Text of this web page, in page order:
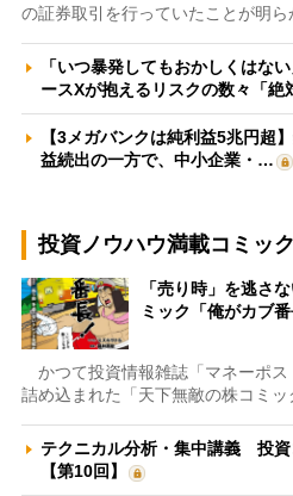
の証券取引を行っていたことが明ら
「いつ暴発してもおかしくはな
ースXが抱えるリスクの数々「
【3メガバンクは純利益5兆円超
益続出の一方で、中小企業・…
投資ノウハウ満載コミッ
「売り時」を逃さ
ミック「俺がカブ
かつて投資情報雑誌「マネーポス
詰め込まれた「天下無敵の株コミッ
テクニカル分析・集中講義 投資
【第10回】